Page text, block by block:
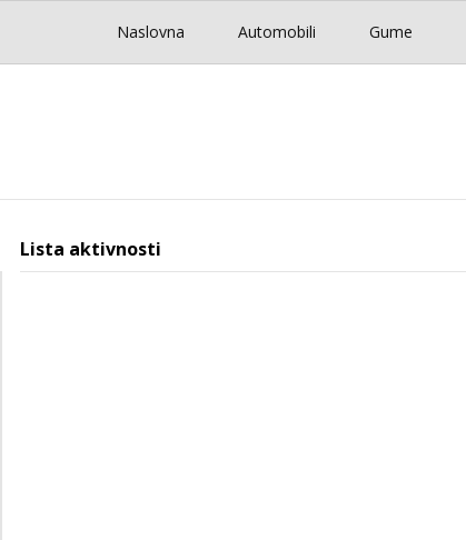
Naslovna Automobili Gume
Lista aktivnosti